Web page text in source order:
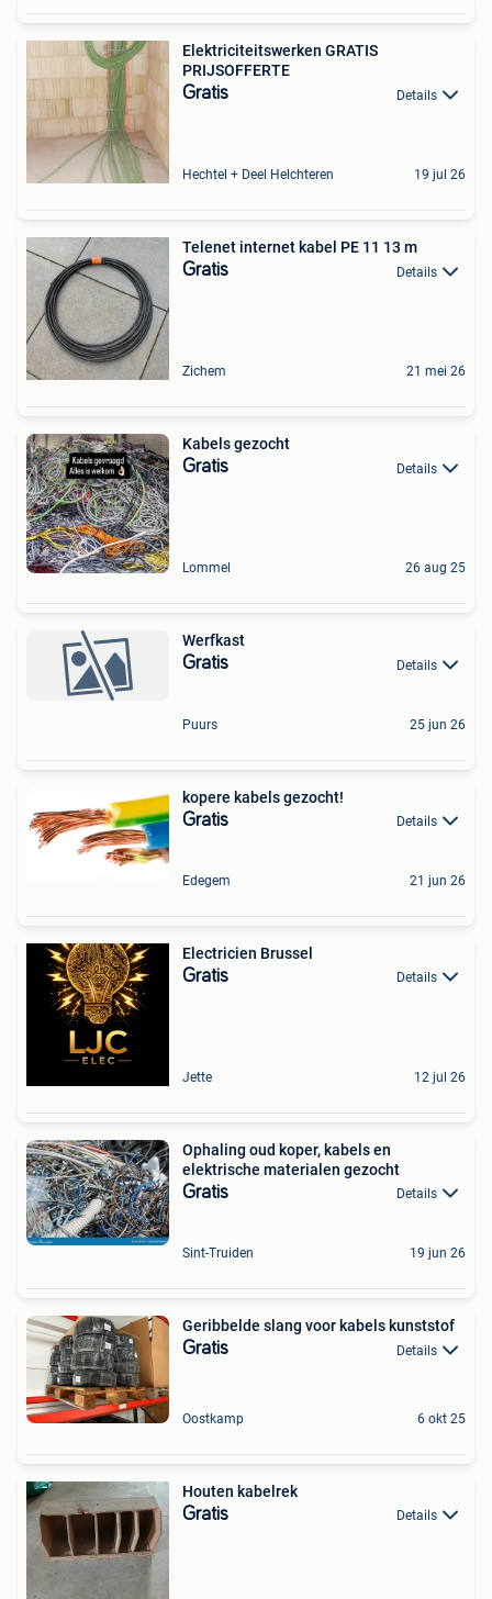
Elektriciteitswerken GRATIS
PRIJSOFFERTE
Gratis Details
Hechtel + Deel Helchteren 19 jul 26
Telenet internet kabel PE 11 13 m
Gratis Details
Zichem 21 mei 26
Kabels gezocht
Gratis Details
Lommel 26 aug 25
Werfkast
Gratis Details
Puurs 25 jun 26
kopere kabels gezocht!
Gratis Details
Edegem 21 jun 26
Electricien Brussel
Gratis Details
Jette 12 jul 26
Ophaling oud koper, kabels en
elektrische materialen gezocht
Gratis Details
Sint-Truiden 19 jun 26
Geribbelde slang voor kabels kunststof
Gratis Details
Oostkamp 6 okt 25
Houten kabelrek
Gratis Details